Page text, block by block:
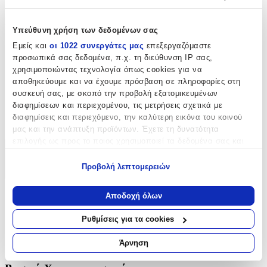
Υπεύθυνη χρήση των δεδομένων σας
Εμείς και οι 1022 συνεργάτες μας επεξεργαζόμαστε
προσωπικά σας δεδομένα, π.χ. τη διεύθυνση IP σας,
χρησιμοποιώντας τεχνολογία όπως cookies για να
αποθηκεύουμε και να έχουμε πρόσβαση σε πληροφορίες στη
συσκευή σας, με σκοπό την προβολή εξατομικευμένων
διαφημίσεων και περιεχομένου, τις μετρήσεις σχετικά με
διαφημίσεις και περιεχόμενο, την καλύτερη εικόνα του κοινού
μας και την ανάπτυξη προϊόντων. Έχετε τη δυνατότητα
Να συλλέξουμε πληροφορίες σχετικά με τη γεωγραφική
σας τοποθεσία, οι οποίες μπορεί να είναι ακριβείς σε
απόσταση μερικών μέτρων
Να αναγνωρίσουμε τη συσκευή σας σαρώνοντας ενεργά
για συγκεκριμένα χαρακτηριστικά (δακτυλικό αποτύπωμα)
Μάθετε περισσότερα σχετικά με τον τρόπο επεξεργασίας των
προσωπικών σας δεδομένων και καθορίστε τις προτιμήσεις σας
Προβολή λεπτομερειών
Αποδοχή όλων
Ρυθμίσεις για τα cookies
Άρνηση
Ποσότητα
Πλήθος Χαρτοπετσετών:
700
τμχ
Συσκευασία:
1
Χαρακτηριστικά
Κατασκευαστής